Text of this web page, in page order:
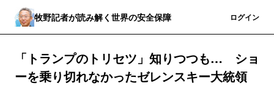
牧野記者が読み解く世界の安全保障 ログイン
「トランプのトリセツ」知りつつも… ショ
ーを乗り切れなかったゼレンスキー大統領